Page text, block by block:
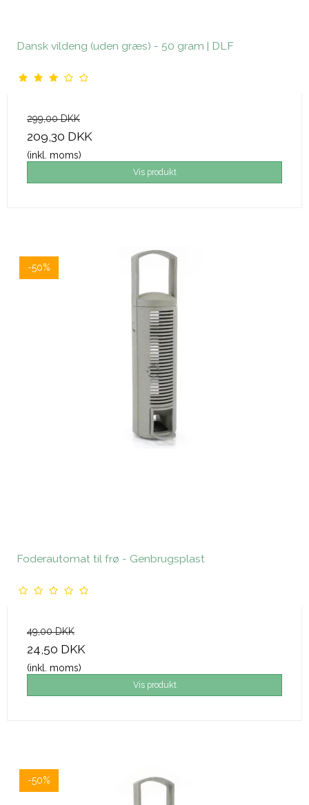
Dansk vildeng (uden græs) - 50 gram | DLF
299,00 DKK
209,30 DKK
(inkl. moms)
Vis produkt
-50%
Foderautomat til frø - Genbrugsplast
49,00 DKK
24,50 DKK
(inkl. moms)
Vis produkt
-50%